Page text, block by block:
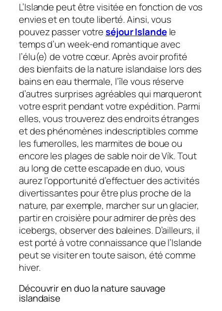
L’Islande peut être visitée en fonction de vos
envies et en toute liberté. Ainsi, vous
pouvez passer votreséjour Islandele
temps d’un week-end romantique avec
l’élu(e) de votre cœur. Après avoir profité
des bienfaits de la nature islandaise lors des
bains en eau thermale, l’île vous réserve
d’autres surprises agréables qui marqueront
votre esprit pendant votre expédition. Parmi
elles, vous trouverez des endroits étranges
et des phénomènes indescriptibles comme
les fumerolles, les marmites de boue ou
encore les plages de sable noir de Vík. Tout
au long de cette escapade en duo, vous
aurez l’opportunité d’effectuer des activités
divertissantes pour être plus proche de la
nature, par exemple, marcher sur un glacier,
partir en croisière pour admirer de près des
icebergs, observer des baleines. D’ailleurs, il
est porté à votre connaissance que l’Islande
peut se visiter en toute saison, été comme
hiver.
Découvrir en duo la nature sauvage
islandaise